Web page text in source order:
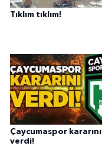
Tıklım tıklım!
Çaycumaspor kararını
verdi!